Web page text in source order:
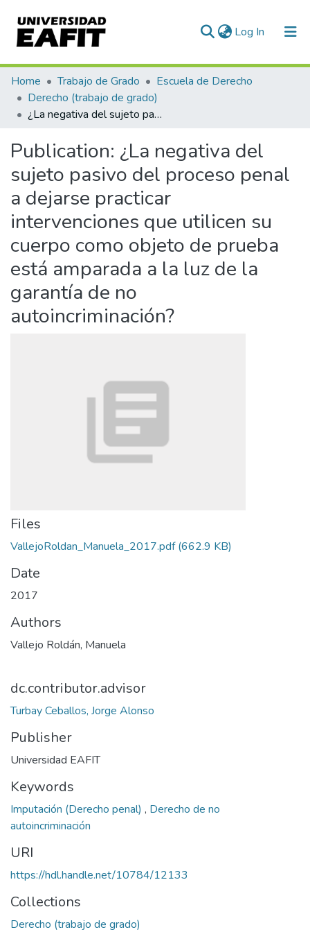
Log In (current)
Communities & Collections
All of DSpace
Home Trabajo de Grado
Escuela de Derecho
Derecho (trabajo de grado)
¿La negativa del sujeto pasivo del proceso penal a dejarse practicar intervenciones que utilicen su cuerpo como objeto de prueba está amparada a la luz de la garantía de no autoincriminación?
Publication: ¿La negativa del
sujeto pasivo del proceso penal
a dejarse practicar
intervenciones que utilicen su
cuerpo como objeto de prueba
está amparada a la luz de la
garantía de no
autoincriminación?
Files
VallejoRoldan_Manuela_2017.pdf(662.9 KB)
Date
2017
Authors
Vallejo Roldán, Manuela
dc.contributor.advisor
Turbay Ceballos, Jorge Alonso
Publisher
Universidad EAFIT
Keywords
Imputación (Derecho penal) , Derecho de no
autoincriminación
URI
https://hdl.handle.net/10784/12133
Collections
Derecho (trabajo de grado)